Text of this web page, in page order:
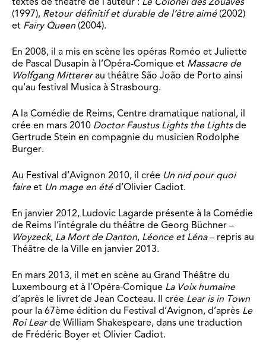
(1997), Retour définitif et durable de l’être aimé (2002)
et Fairy Queen (2004).
En 2008, il a mis en scène les opéras Roméo et Juliette
de Pascal Dusapin à l’Opéra-Comique et Massacre de
Wolfgang Mittererau théâtre São João de Porto ainsi
qu’au festival Musica à Strasbourg.
A la Comédie de Reims, Centre dramatique national, il
crée en mars 2010 Doctor Faustus Lights the Lightsde
Gertrude Stein en compagnie du musicien Rodolphe
Burger.
Au Festival d’Avignon 2010, il crée Un nid pour quoi
faireet Un mage en étéd’Olivier Cadiot.
En janvier 2012, Ludovic Lagarde présente à la Comédie
de Reims l’intégrale du théâtre de Georg Büchner –
Woyzeck, La Mort de Danton, Léonce et Léna– repris au
Théâtre de la Ville en janvier 2013.
En mars 2013, il met en scène au Grand Théâtre du
Luxembourg et à l’Opéra-Comique La Voix humaine
d’après le livret de Jean Cocteau. Il crée Lear is in Town
pour la 67ème édition du Festival d’Avignon, d’après Le
Roi Learde William Shakespeare, dans une traduction
de Frédéric Boyer et Olivier Cadiot.